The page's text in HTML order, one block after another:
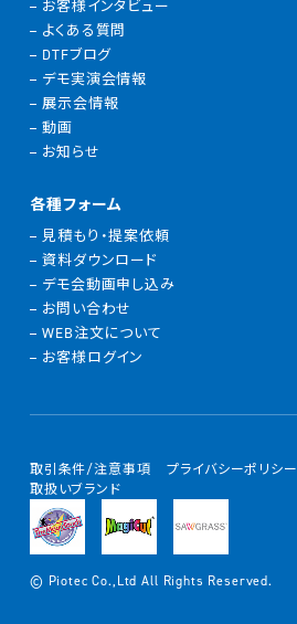
お客様インタビュー
よくある質問
DTFブログ
デモ実演会情報
展示会情報
動画
お知らせ
各種フォーム
見積もり・提案依頼
資料ダウンロード
デモ会動画申し込み
お問い合わせ
WEB注文について
お客様ログイン
取引条件/注意事項
プライバシーポリシー
取扱いブランド
© Piotec Co.,Ltd All Rights Reserved.